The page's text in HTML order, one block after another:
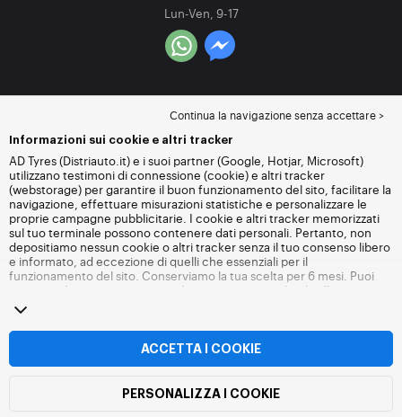
Lun-Ven, 9-17
Continua la navigazione senza accettare >
Informazioni sui cookie e altri tracker
AD Tyres (Distriauto.it) e i suoi partner (Google, Hotjar, Microsoft)
utilizzano testimoni di connessione (cookie) e altri tracker
(webstorage) per garantire il buon funzionamento del sito, facilitare la
navigazione, effettuare misurazioni statistiche e personalizzare le
proprie campagne pubblicitarie. I cookie e altri tracker memorizzati
sul tuo terminale possono contenere dati personali. Pertanto, non
depositiamo nessun cookie o altri tracker senza il tuo consenso libero
e informato, ad eccezione di quelli che essenziali per il
funzionamento del sito. Conserviamo la tua scelta per 6 mesi. Puoi
revocare il tuo consenso in qualsiasi momento andando alla
dei cookie e altri tracker
senza accettare il deposito di cookie o altri tracker. Il rifiuto non
impedisce l'accesso ai servizi Distriauto.it. Per maggiori informazioni,
altri tracker .
ACCETTA I COOKIE
PERSONALIZZA I COOKIE